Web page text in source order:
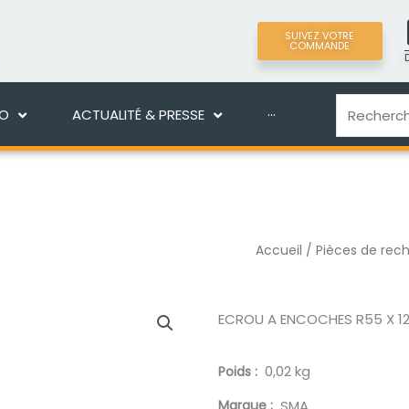
SUIVEZ VOTRE
COMMANDE
ACTUALITÉ & PRESSE ···
ACTUALITÉ &
Accueil / Pièces de
ECROU A ENCOCHES R55 X 12
Poids 0,02 kg